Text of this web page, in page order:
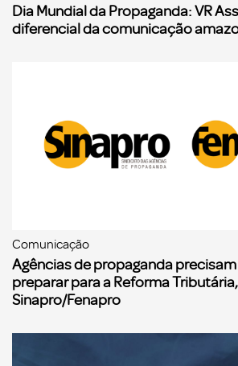
Dia Mundial da Propaganda: VR
diferencial da comunicação
Comunicação
Agências de propaganda
preparar para a Reforma
Sinapro/Fenapro